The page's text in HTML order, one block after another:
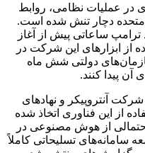
در عملیات نظامی، روابط
متحده دچار تنش شده است.
ساعاتی پیش از آغاز
از ابزارهای این شرکت در
دولتی شش ماه
پیدا کنند.
آنتروپیکر و نهادهای
از این فناوری اتخاذ شده
از هوش مصنوعی در
سامانه‌های تسلیحاتی کاملاً